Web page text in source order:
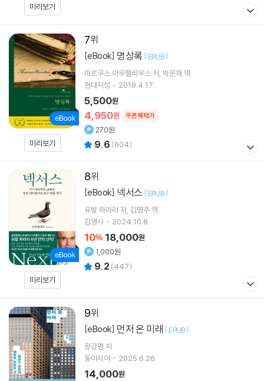
미리보기
7
미리보기
[eBook] 명상록 [ EPUB]
마르쿠스 아우렐리우스 저 박문재 역
현대지성
2018.4.17.
4,950원 쿠폰혜택가
5,500원
270원
9.6 (604)
8
미리보기
[eBook] 넥서스 [ EPUB]
유발 하라리 저 김명주 역
김영사
2024.10.8.
10% 18,000원
1,000원
9.2 (447)
9
[eBook] 먼저 온 미래 [ EPUB]
장강명 저
동아시아
2025.6.26.
14,000원